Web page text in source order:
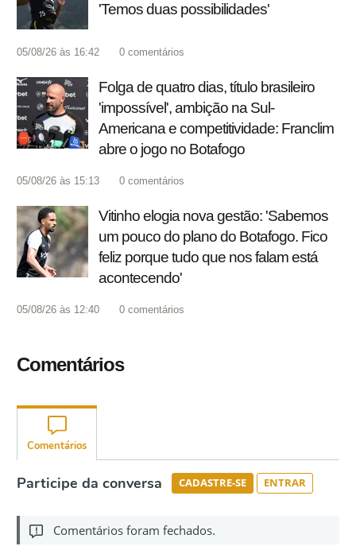
'Temos duas possibilidades'
05/08/26 às 16:42 0 comentários
Folga de quatro dias, título brasileiro
'impossível', ambição na Sul-
Americana e competitividade: Franclim
abre o jogo no Botafogo
05/08/26 às 15:13 0 comentários
Vitinho elogia nova gestão: 'Sabemos
um pouco do plano do Botafogo. Fico
feliz porque tudo que nos falam está
acontecendo'
05/08/26 às 12:40 0 comentários
Comentários